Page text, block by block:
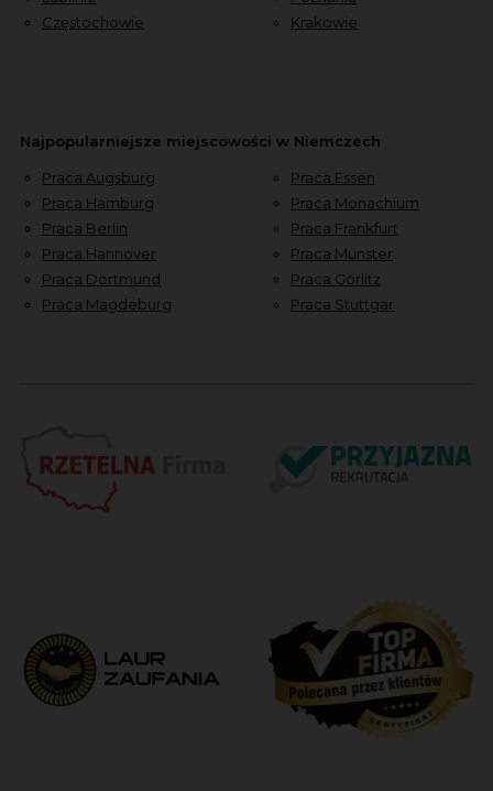
Częstochowie
Krakowie
Najpopularniejsze miejscowości w Niemczech
Praca Augsburg
Praca Hamburg
Praca Berlin
Praca Hannover
Praca Dortmund
Praca Magdeburg
Praca Essen
Praca Monachium
Praca Frankfurt
Praca Munster
Praca Görlitz
Praca Stuttgar